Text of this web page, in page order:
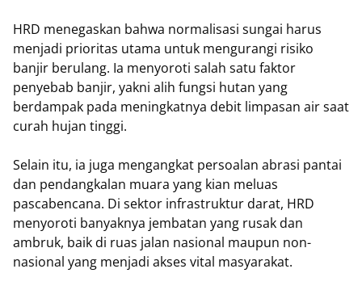
HRD menegaskan bahwa normalisasi sungai harus
menjadi prioritas utama untuk mengurangi risiko
banjir berulang. Ia menyoroti salah satu faktor
penyebab banjir, yakni alih fungsi hutan yang
berdampak pada meningkatnya debit limpasan air saat
curah hujan tinggi.
Selain itu, ia juga mengangkat persoalan abrasi pantai
dan pendangkalan muara yang kian meluas
pascabencana. Di sektor infrastruktur darat, HRD
menyoroti banyaknya jembatan yang rusak dan
ambruk, baik di ruas jalan nasional maupun non-
nasional yang menjadi akses vital masyarakat.